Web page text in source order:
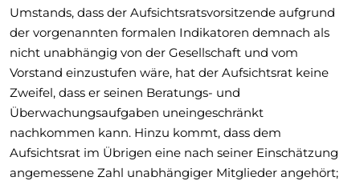
Umstands, dass der Aufsichtsratsvorsitzende aufgrund
der vorgenannten formalen Indikatoren demnach als
nicht unabhängig von der Gesellschaft und vom
Vorstand einzustufen wäre, hat der Aufsichtsrat keine
Zweifel, dass er seinen Beratungs- und
Überwachungsaufgaben uneingeschränkt
nachkommen kann. Hinzu kommt, dass dem
Aufsichtsrat im Übrigen eine nach seiner Einschätzung
angemessene Zahl unabhängiger Mitglieder angehört;